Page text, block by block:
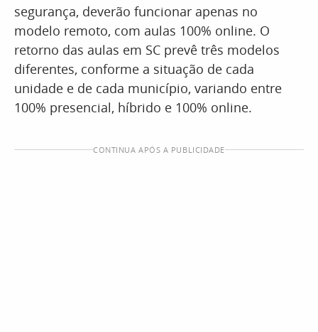
segurança, deverão funcionar apenas no
modelo remoto, com aulas 100% online. O
retorno das aulas em SC prevê três modelos
diferentes, conforme a situação de cada
unidade e de cada município, variando entre
100% presencial, híbrido e 100% online.
CONTINUA APÓS A PUBLICIDADE